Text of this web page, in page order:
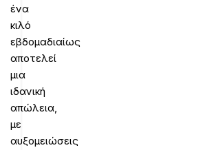
ένα
κιλό
εβδομαδιαίως
αποτελεί
μια
ιδανική
απώλεια,
με
αυξομειώσεις